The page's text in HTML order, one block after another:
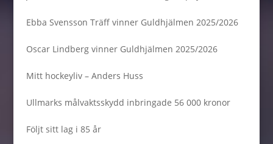
Ebba Svensson Träff vinner Guldhjälmen 2025/2026
Oscar Lindberg vinner Guldhjälmen 2025/2026
Mitt hockeyliv – Anders Huss
Ullmarks målvaktsskydd inbringade 56 000 kronor
Följt sitt lag i 85 år